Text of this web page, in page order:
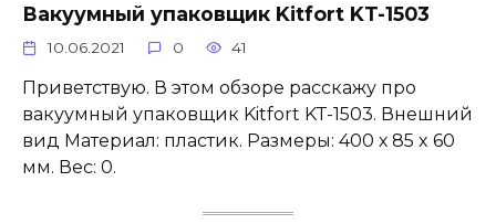
Вакуумный упаковщик Kitfort KT-1503
10.06.2021 0 41
Приветствую. В этом обзоре расскажу про
вакуумный упаковщик Kitfort KT-1503. Внешний
вид Материал: пластик. Размеры: 400 х 85 x 60
мм. Вес: 0.